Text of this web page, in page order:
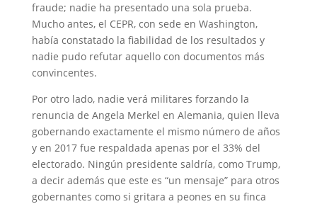
fraude; nadie ha presentado una sola prueba.
Mucho antes, el CEPR, con sede en Washington,
había constatado la fiabilidad de los resultados y
nadie pudo refutar aquello con documentos más
convincentes.
Por otro lado, nadie verá militares forzando la
renuncia de Angela Merkel en Alemania, quien lleva
gobernando exactamente el mismo número de años
y en 2017 fue respaldada apenas por el 33% del
electorado. Ningún presidente saldría, como Trump,
a decir además que este es “un mensaje” para otros
gobernantes como si gritara a peones en su finca